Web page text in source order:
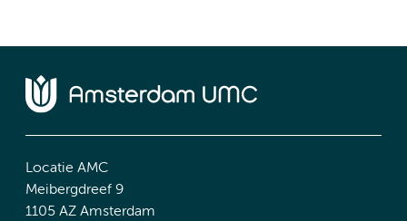
Locatie AMC
Meibergdreef 9
1105 AZ Amsterdam